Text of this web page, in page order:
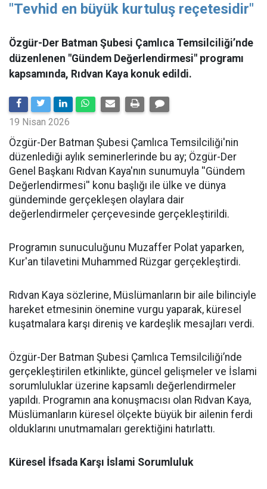
"Tevhid en büyük kurtuluş reçetesidir"
Özgür-Der Batman Şubesi Çamlıca Temsilciliği’nde
düzenlenen "Gündem Değerlendirmesi" programı
kapsamında, Rıdvan Kaya konuk edildi.
19 Nisan 2026
​Özgür-Der Batman Şubesi Çamlıca Temsilciliği'nin
düzenlediği aylık seminerlerinde bu ay; Özgür-Der
Genel Başkanı Rıdvan Kaya'nın sunumuyla ''Gündem
Değerlendirmesi'' konu başlığı ile ülke ve dünya
gündeminde gerçekleşen olaylara dair
değerlendirmeler çerçevesinde gerçekleştirildi.
Programın sunuculuğunu Muzaffer Polat yaparken,
Kur'an tilavetini Muhammed Rüzgar gerçekleştirdi.
Rıdvan Kaya sözlerine, Müslümanların bir aile bilinciyle
hareket etmesinin önemine vurgu yaparak, küresel
kuşatmalara karşı direniş ve kardeşlik mesajları verdi.
Özgür-Der Batman Şubesi Çamlıca Temsilciliği’nde
gerçekleştirilen etkinlikte, güncel gelişmeler ve İslami
sorumluluklar üzerine kapsamlı değerlendirmeler
yapıldı. Programın ana konuşmacısı olan Rıdvan Kaya,
Müslümanların küresel ölçekte büyük bir ailenin ferdi
olduklarını unutmamaları gerektiğini hatırlattı.
Küresel İfsada Karşı İslami Sorumluluk